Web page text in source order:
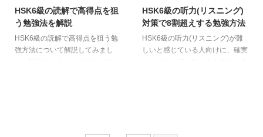
HSK6級の読解で高得点を狙
う勉強法を解説
HSK6級の読解で高得点を狙う勉
強方法について解説してみまし
HSK6級の听力(リスニング)
対策で8割超えする勉強方法
HSK6級の听力(リスニング)が難
しいと感じている人向けに、確実
可能ですよ。